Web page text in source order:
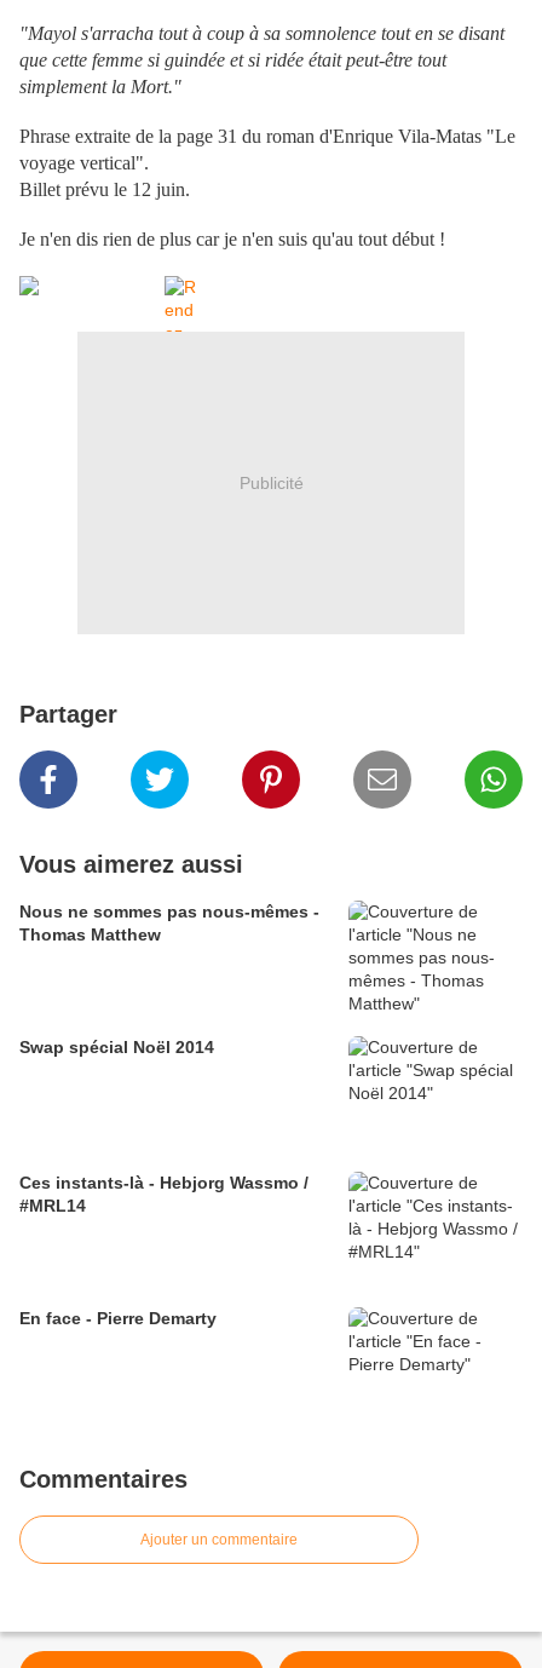
"Mayol s'arracha tout à coup à sa somnolence tout en se disant
que cette femme si guindée et si ridée était peut-être tout
simplement la Mort."
Phrase extraite de la page 31 du roman d'Enrique Vila-Matas "Le
voyage vertical".
Billet prévu le 12 juin.
Je n'en dis rien de plus car je n'en suis qu'au tout début !
Publicité
Partager
Vous aimerez aussi
Nous ne sommes pas nous-mêmes -
Thomas Matthew
Swap spécial Noël 2014
Ces instants-là - Hebjorg Wassmo /
#MRL14
En face - Pierre Demarty
Commentaires
Ajouter un commentaire